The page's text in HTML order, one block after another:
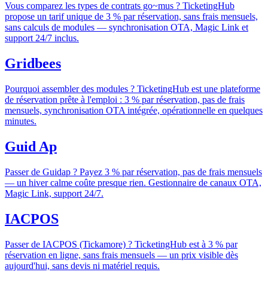
Vous comparez les types de contrats go~mus ? TicketingHub
propose un tarif unique de 3 % par réservation, sans frais mensuels,
sans calculs de modules — synchronisation OTA, Magic Link et
support 24/7 inclus.
Gridbees
Pourquoi assembler des modules ? TicketingHub est une plateforme
de réservation prête à l'emploi : 3 % par réservation, pas de frais
mensuels, synchronisation OTA intégrée, opérationnelle en quelques
minutes.
Guid Ap
Passer de Guidap ? Payez 3 % par réservation, pas de frais mensuels
— un hiver calme coûte presque rien. Gestionnaire de canaux OTA,
Magic Link, support 24/7.
IACPOS
Passer de IACPOS (Tickamore) ? TicketingHub est à 3 % par
réservation en ligne, sans frais mensuels — un prix visible dès
aujourd'hui, sans devis ni matériel requis.